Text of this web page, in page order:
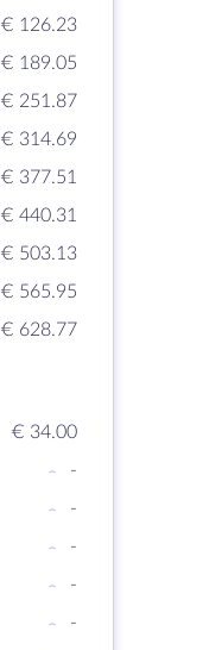
€ 126.23
€ 189.05
€ 251.87
€ 314.69
€ 377.51
€ 440.31
€ 503.13
€ 565.95
€ 628.77
€ 34.00
-
-
-
-
-
-
-
-
-
-